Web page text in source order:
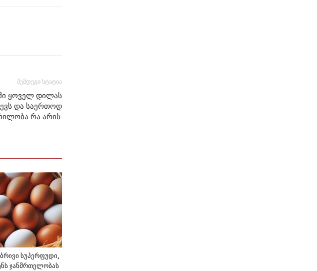
შემდეგი სტატია
ყოველ დილას
და საერთოდ
რა არის.
სუპერფუდი,
ჯანმრთელობას